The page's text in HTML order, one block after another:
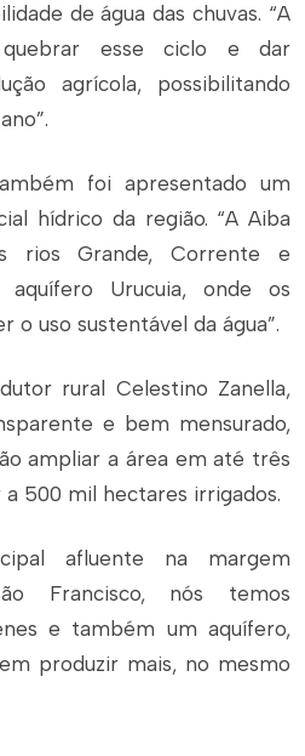
de água das chuvas. “A
esse ciclo e dar
agrícola, possibilitando
foi apresentado um
hídrico da região. “A Aiba
rios Grande, Corrente e
aquífero Urucuia, onde os
o uso sustentável da água”.
rural Celestino Zanella,
e bem mensurado,
ampliar a área em até três
500 mil hectares irrigados.
afluente na margem
Francisco, nós temos
e também um aquífero,
produzir mais, no mesmo